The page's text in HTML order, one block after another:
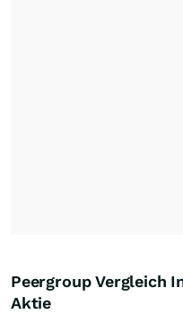
Peergroup Vergleich
Aktie